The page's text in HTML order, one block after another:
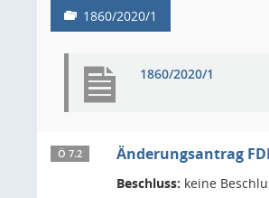
1860/2020/1
1860/2020/1
Ö 7.2 Änderungsantrag
Beschluss: keine